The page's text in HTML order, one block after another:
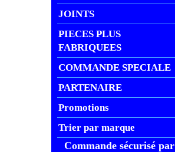
JOINTS
PIECES PLUS
FABRIQUEES
COMMANDE SPECIALE
PARTENAIRE
Promotions
Trier par marque
Commande sécurisé par